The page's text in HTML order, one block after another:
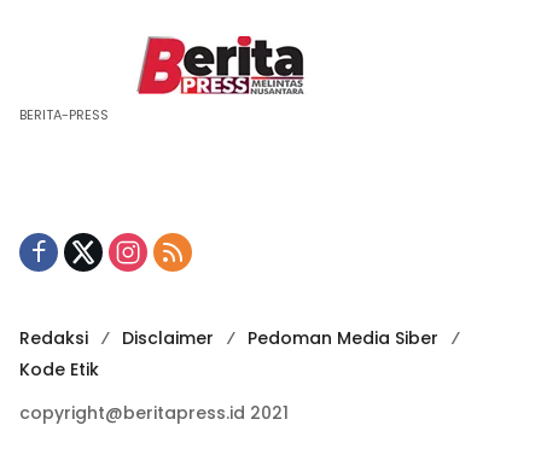
BERITA-PRESS
Redaksi Disclaimer
Pedoman Media Siber
Kode Etik
copyright@beritapress.id 2021